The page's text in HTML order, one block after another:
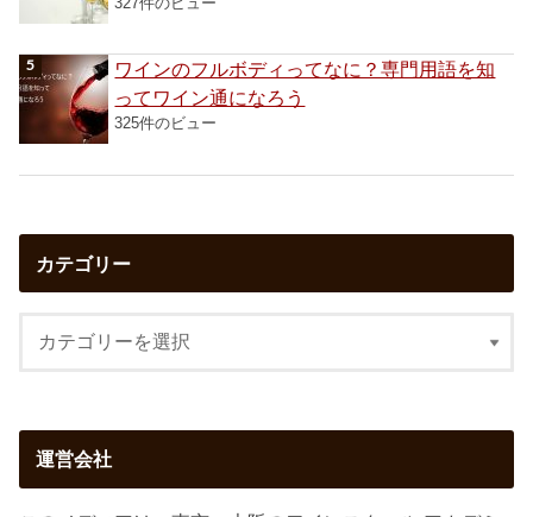
ワインのフルボディってなに？専門用語を知
ってワイン通になろう
325件のビュー
カテゴリー
運営会社